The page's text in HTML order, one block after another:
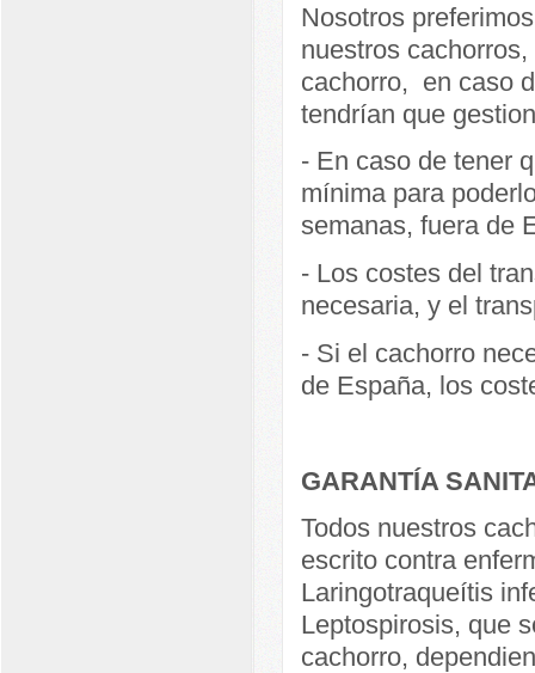
Nosotros
nuestros
cachorro, en caso
tendrían que
- En caso de tener
mínima para
semanas, fuera de
- Los costes del
necesaria, y el
- Si el cachorro
de España, los
GARANTÍA
Todos nuestros
escrito contra
Laringotraqueítis
Leptospirosis, que
cachorro,